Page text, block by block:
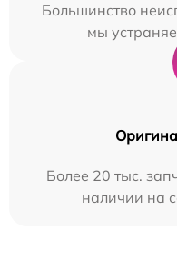
Большинство
мы
Более 20 тыс.
наличии на